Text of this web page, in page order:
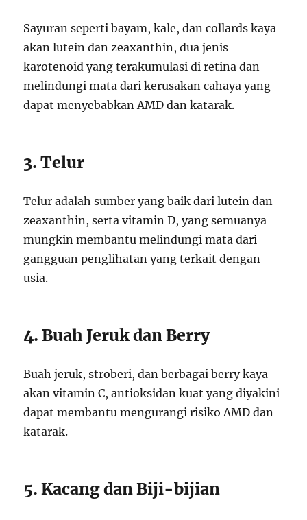
Sayuran seperti bayam, kale, dan collards kaya
akan lutein dan zeaxanthin, dua jenis
karotenoid yang terakumulasi di retina dan
melindungi mata dari kerusakan cahaya yang
dapat menyebabkan AMD dan katarak.
3. Telur
Telur adalah sumber yang baik dari lutein dan
zeaxanthin, serta vitamin D, yang semuanya
mungkin membantu melindungi mata dari
gangguan penglihatan yang terkait dengan
usia.
4. Buah Jeruk dan Berry
Buah jeruk, stroberi, dan berbagai berry kaya
akan vitamin C, antioksidan kuat yang diyakini
dapat membantu mengurangi risiko AMD dan
katarak.
5. Kacang dan Biji-bijian